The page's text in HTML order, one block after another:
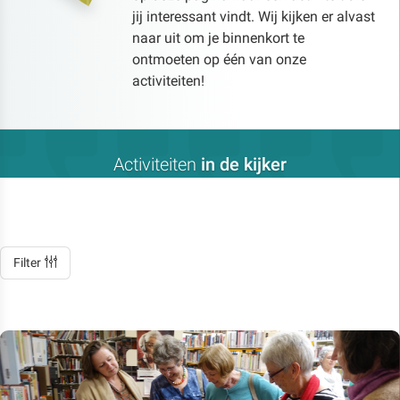
jij interessant vindt. Wij kijken er alvast
naar uit om je binnenkort te
ontmoeten op één van onze
activiteiten!
Activiteiten in de kijker
Filter